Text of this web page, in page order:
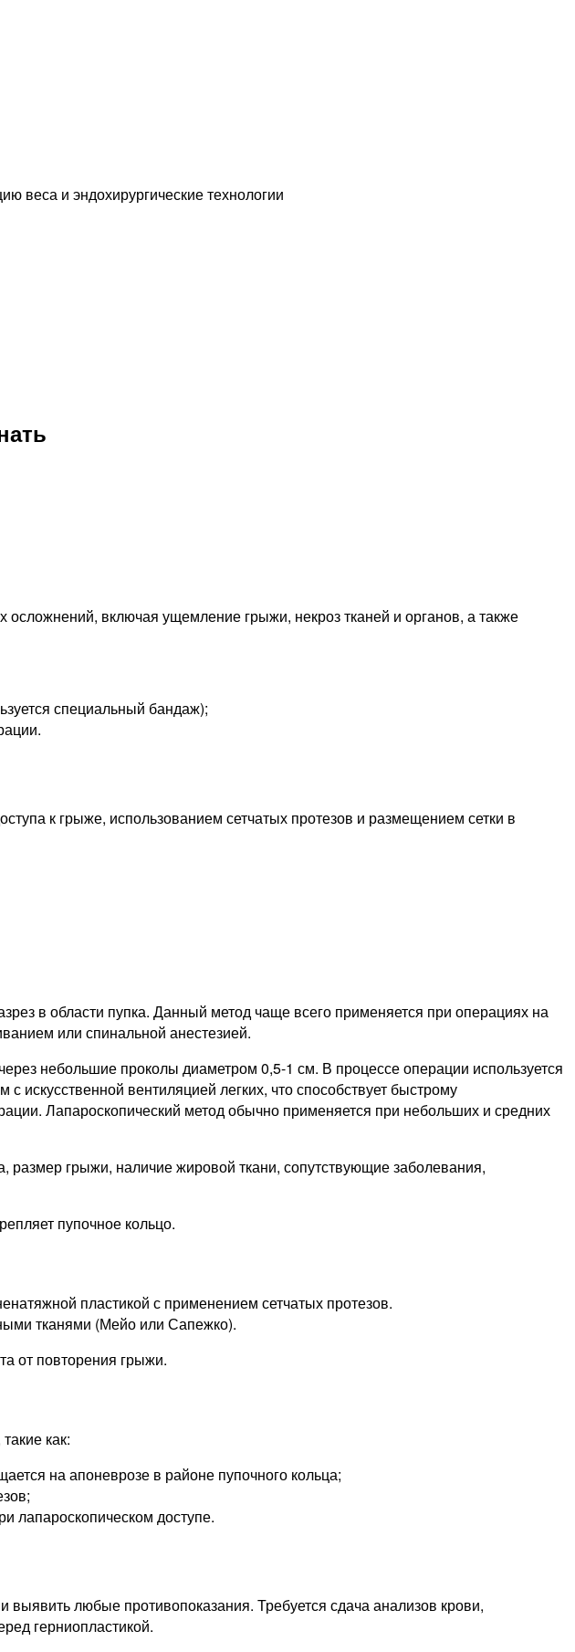
веса и эндохирургические технологии
включая ущемление грыжи, некроз тканей и органов, а также
специальный бандаж);
к грыже, использованием сетчатых протезов и размещением сетки в
в области пупка. Данный метод чаще всего применяется при операциях на
или спинальной анестезией.
небольшие проколы диаметром 0,5-1 см. В процессе операции используется
вентиляцией легких, что способствует быстрому
Лапароскопический метод обычно применяется при небольших и средних
грыжи, наличие жировой ткани, сопутствующие заболевания,
пупочное кольцо.
пластикой с применением сетчатых протезов.
тканями (Мейо или Сапежко).
от повторения грыжи.
как:
на апоневрозе в районе пупочного кольца;
лапароскопическом доступе.
любые противопоказания. Требуется сдача анализов крови,
герниопластикой.